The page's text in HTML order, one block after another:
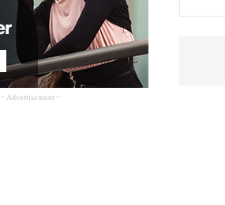
- Advertisement -